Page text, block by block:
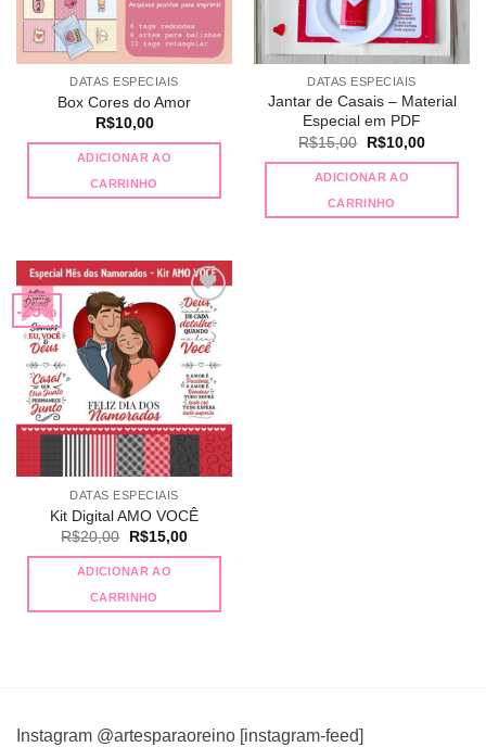
DATAS ESPECIAIS
Box Cores do Amor
R$10,00
ADICIONAR AO
CARRINHO
DATAS ESPECIAIS
Jantar de Casais – Material
Especial em PDF
R$15,00 O
original
era:
R$15,00.
R$10,00O
ADICIONAR AO
CARRINHO
-25%
Adicionar
a lista de
desejos
DATAS ESPECIAIS
Kit Digital AMO VOCÊ
R$20,00 O
original
era:
R$20,00.
R$15,00O
ADICIONAR AO
CARRINHO
Instagram @artesparaoreino [instagram-feed]